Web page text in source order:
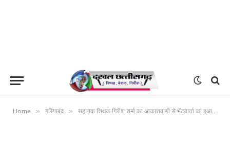
Home » गरियाबंद » सहायक शिक्षक गिरीश शर्मा का आकाशवाणी से भेंटवार्ता का हुआ प्रसारण